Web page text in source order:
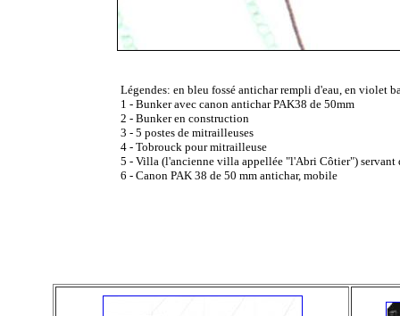
Légendes: en bleu fossé antichar rempli d'eau, en violet
1 - Bunker avec canon antichar PAK38 de 50mm
2 - Bunker en construction
3 - 5 postes de mitrailleuses
4 - Tobrouck pour mitrailleuse
5 - Villa (l'ancienne villa appellée "l'Abri Côtier") servant
6 - Canon PAK 38 de 50 mm antichar, mobile